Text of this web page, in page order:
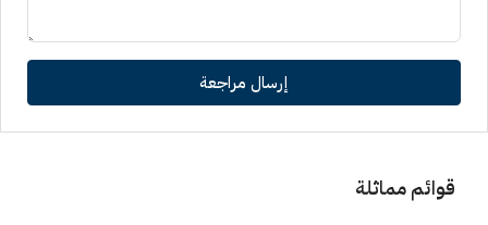
إرسال مراجعة
قوائم مماثلة